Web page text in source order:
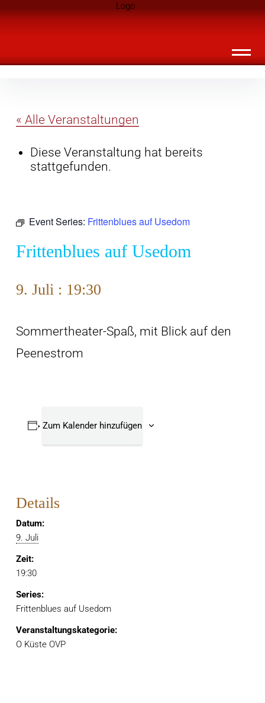
überspringen
Landknirpse – Die Zeitschrift für Leute
« Alle Veranstaltungen
Diese Veranstaltung hat bereits
stattgefunden.
Event Series: Frittenblues auf Usedom
Frittenblues auf Usedom
9. Juli : 19:30
Sommertheater-Spaß, mit Blick auf den
Peenestrom
Zum Kalender hinzufügen
Details
Datum:
9. Juli
Zeit:
19:30
Series:
Frittenblues auf Usedom
Veranstaltungskategorie:
O Küste OVP